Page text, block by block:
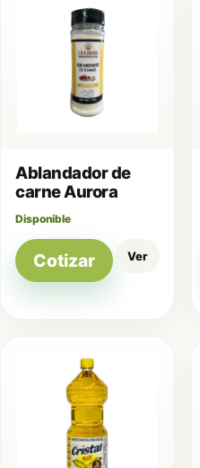
Ablandador de
carne Aurora
Disponible
Cotizar Ver